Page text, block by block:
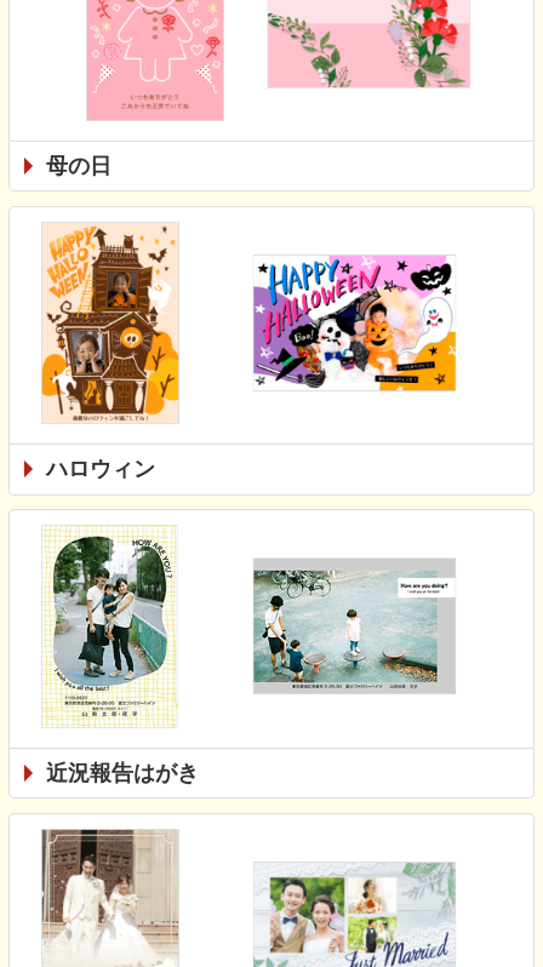
母の日
ハロウィン
近況報告はがき